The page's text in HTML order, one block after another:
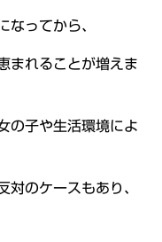
なってから、
まれることが増えま
の子や生活環境によ
対のケースもあり、